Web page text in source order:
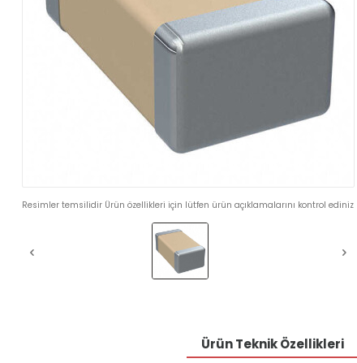
Resimler temsilidir Ürün özellikleri için lütfen ürün açıklamalarını kontrol ediniz
Ürün Teknik Özellikleri